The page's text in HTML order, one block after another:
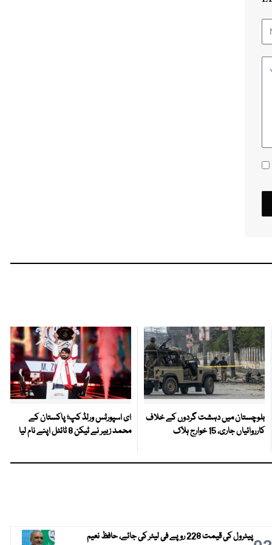
بلوچستان میں دہشت گردوں کے خلاف
کارروائیاں جاری، 15 خوارج ہلاک
ای اسپورٹس ورلڈ کپ؛ پاکستان کے
محمد زبیر نے ٹیکن 8 ٹائٹل اپنے نام لیا
پیٹرول کی قیمت 228 روپے فی لیٹر کی جائے، حافظ نعیم